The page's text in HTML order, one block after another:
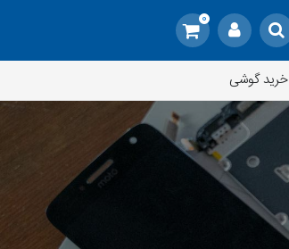
0
خرید گوشی